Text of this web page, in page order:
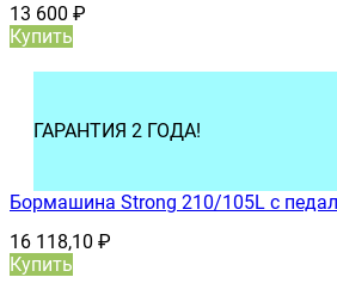
13 600 ₽
Купить
ГАРАНТИЯ 2 ГОДА!
Бормашина Strong 210/105L с
16 118,10 ₽
Купить